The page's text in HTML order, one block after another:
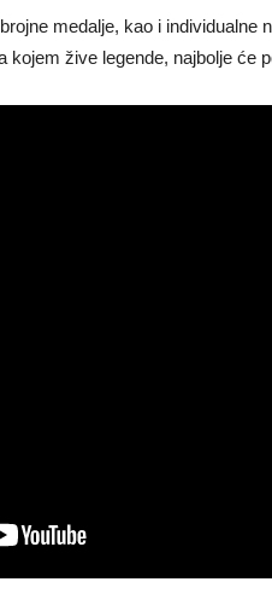
medalje, kao i individualne
kojem žive legende, najbolje će